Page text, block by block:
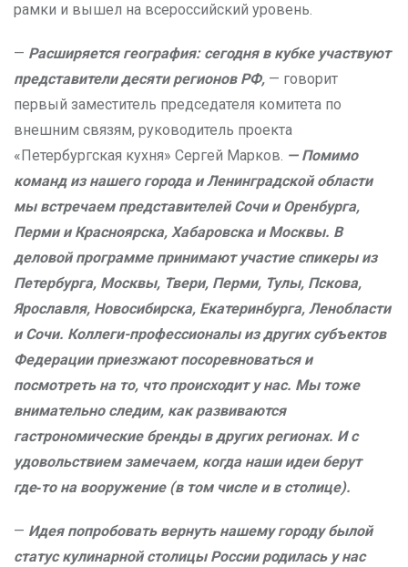
рамки и вышел на всероссийский уровень.
— Расширяется география: сегодня в кубке участвуют
представители десяти регионов РФ, — говорит
первый заместитель председателя комитета по
внешним связям, руководитель проекта
«Петербургская кухня» Сергей Марков. — Помимо
команд из нашего города и Ленинградской области
мы встречаем представителей Сочи и Оренбурга,
Перми и Красноярска, Хабаровска и Москвы. В
деловой программе принимают участие спикеры из
Петербурга, Москвы, Твери, Перми, Тулы, Пскова,
Ярославля, Новосибирска, Екатеринбурга, Ленобласти
и Сочи. Коллеги-профессионалы из других субъектов
Федерации приезжают посоревноваться и
посмотреть на то, что происходит у нас. Мы тоже
внимательно следим, как развиваются
гастрономические бренды в других регионах. И с
удовольствием замечаем, когда наши идеи берут
где‑то на вооружение (в том числе и в столице).
— Идея попробовать вернуть нашему городу былой
статус кулинарной столицы России родилась у нас